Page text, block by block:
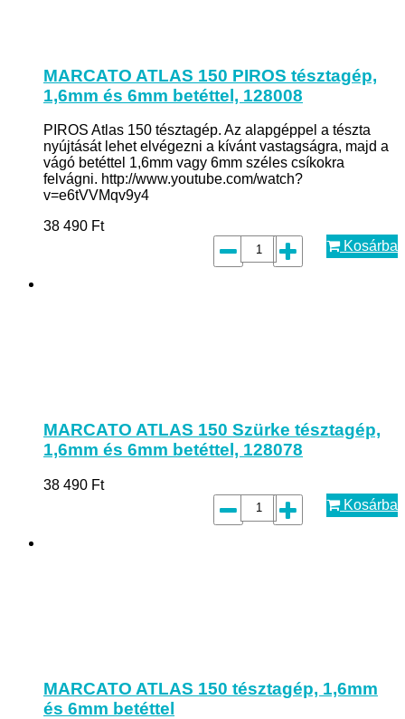
MARCATO ATLAS 150 PIROS tésztagép,
1,6mm és 6mm betéttel, 128008
PIROS Atlas 150 tésztagép. Az alapgéppel a tészta
nyújtását lehet elvégezni a kívánt vastagságra, majd a
vágó betéttel 1,6mm vagy 6mm széles csíkokra
felvágni. http://www.youtube.com/watch?
v=e6tVVMqv9y4
38 490 Ft
Kosárba
MARCATO ATLAS 150 Szürke tésztagép,
1,6mm és 6mm betéttel, 128078
38 490 Ft
Kosárba
MARCATO ATLAS 150 tésztagép, 1,6mm
és 6mm betéttel